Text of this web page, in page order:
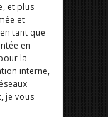
et plus
et
tant que
en
la
interne,
je vous